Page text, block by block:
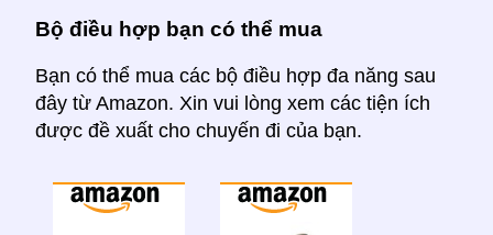
Bộ điều hợp bạn có thể mua
Bạn có thể mua các bộ điều hợp đa năng sau
đây từ Amazon. Xin vui lòng xem các tiện ích
được đề xuất cho chuyến đi của bạn.